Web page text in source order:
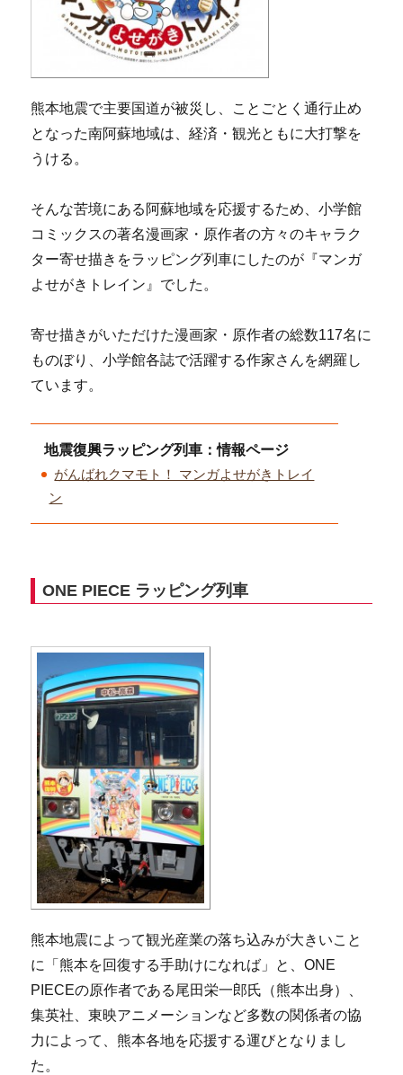
熊本地震で主要国道が被災し、ことごとく通行止め
となった南阿蘇地域は、経済・観光ともに大打撃を
うける。
そんな苦境にある阿蘇地域を応援するため、小学館
コミックスの著名漫画家・原作者の方々のキャラク
ター寄せ描きをラッピング列車にしたのが『マンガ
よせがきトレイン』でした。
寄せ描きがいただけた漫画家・原作者の総数117名に
ものぼり、小学館各誌で活躍する作家さんを網羅し
ています。
地震復興ラッピング列車：情報ページ
がんばれクマモト！ マンガよせがきトレイ
ン
ONE PIECE ラッピング列車
熊本地震によって観光産業の落ち込みが大きいこと
に「熊本を回復する手助けになれば」と、ONE
PIECEの原作者である尾田栄一郎氏（熊本出身）、
集英社、東映アニメーションなど多数の関係者の協
力によって、熊本各地を応援する運びとなりまし
た。